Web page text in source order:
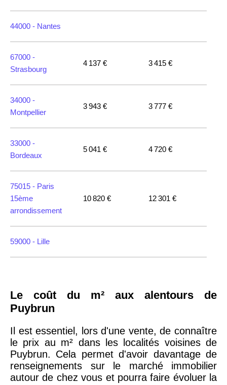
44000 - Nantes
67000 -
Strasbourg
4 137 € 3 415 €
34000 -
Montpellier
3 943 € 3 777 €
33000 -
Bordeaux
5 041 € 4 720 €
75015 - Paris
15ème
arrondissement
10 820 € 12 301 €
59000 - Lille
75018 -
18ème
arrondissement
75020 - Paris
20ème
arrondissement
9 623 € 11 141 €
Le coût du m² aux alentours de
Puybrun
Il est essentiel, lors d'une vente, de connaître
le prix au m² dans les localités voisines de
Puybrun. Cela permet d'avoir davantage de
renseignements sur le marché immobilier
autour de chez vous et pourra faire évoluer la